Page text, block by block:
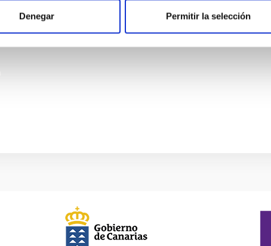
Denegar Permitir la selección